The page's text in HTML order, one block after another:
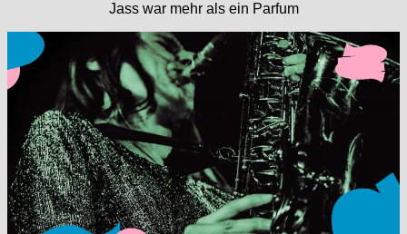
Jass war mehr als ein Parfum